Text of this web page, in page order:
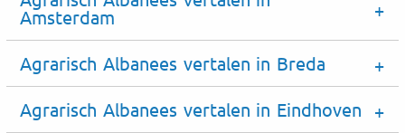
Amsterdam
Agrarisch Albanees vertalen in Breda
Agrarisch Albanees vertalen in Eindhoven